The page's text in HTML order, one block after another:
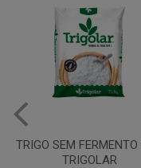
TRIGO SEM FERMENTO
TRIGOLAR